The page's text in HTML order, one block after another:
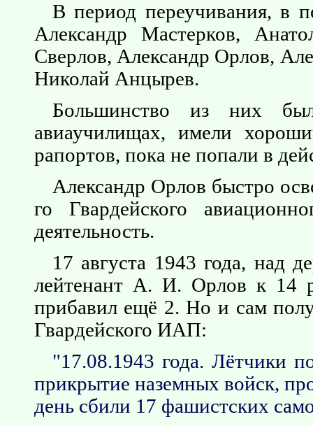
В период переучивания, в
Александр Мастерков,
Сверлов, Александр Орлов,
Николай Анцырев.
Большинство из них
авиаучилищах, имели
рапортов, пока не попали в
Александр Орлов быстро
го Гвардейского
деятельность.
17 августа 1943 года, над
лейтенант А. И. Орлов к 14
прибавил ещё 2. Но и сам
Гвардейского ИАП:
"17.08.1943 года. Лётчики
прикрытие наземных войск,
день сбили 17 фашистских